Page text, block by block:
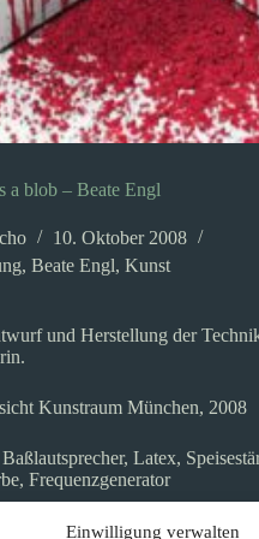
Einwilligung verwalten
a blob – Beate Engl
10. Oktober 2008
, Beate Engl, Kunst
und Herstellung der
Kunstraum München, 2008
Latex,
Frequenzgenerator
rot gefärbte Stärke wird